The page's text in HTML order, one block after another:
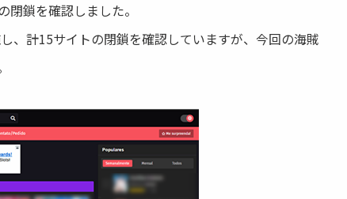
鎖を確認しました。
、計15サイトの閉鎖を確認していますが、今回の海賊